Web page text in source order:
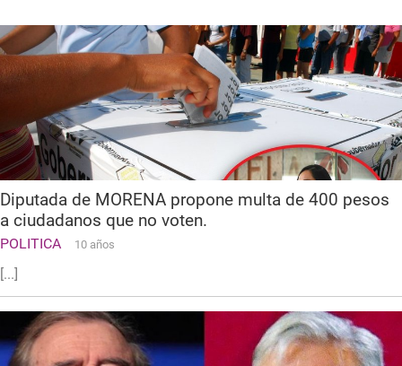
Diputada de MORENA propone multa de 400 pesos
a ciudadanos que no voten.
POLITICA 10 años
[...]